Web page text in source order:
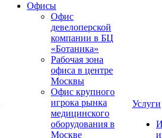
Офисы
Офис
девелоперской
компании в БЦ
«Ботаника»
Рабочая зона
офиса в центре
Москвы
Офис крупного
игрока рынка
медицинского
оборудования в
Москве
Услуги